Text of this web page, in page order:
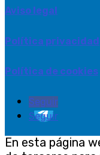
Aviso legal
Política privacidad
Política de cookies
Seguir
Seguir
En esta página